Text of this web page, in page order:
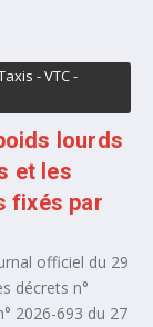
- VTC -
lourds
et les
fixés par
officiel du 29
décrets n°
2026-693 du 27